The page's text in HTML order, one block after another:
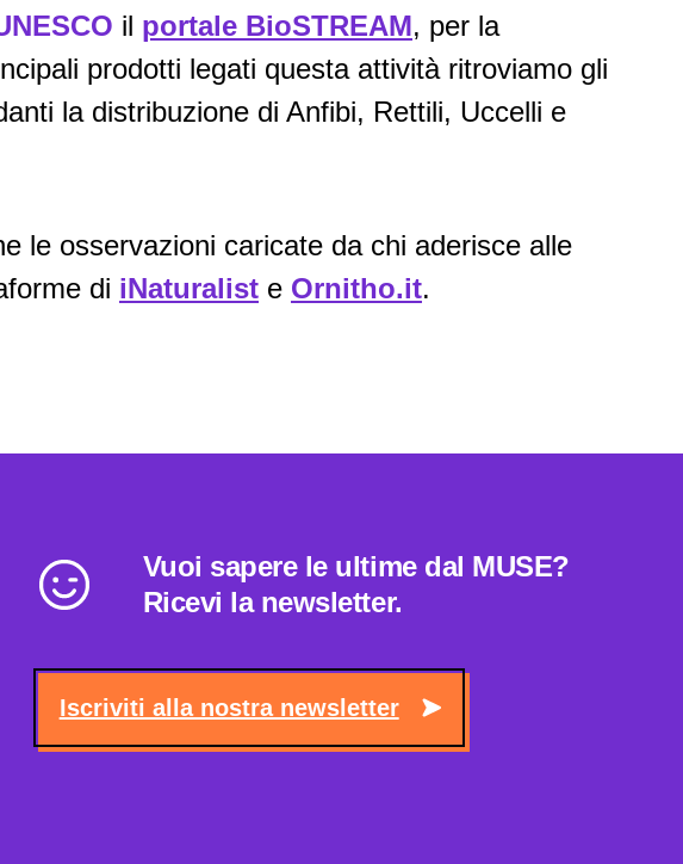
il portale BioSTREAM, per la
prodotti legati questa attività ritroviamo gli
la distribuzione di Anfibi, Rettili, Uccelli e
le osservazioni caricate da chi aderisce alle
di iNaturalist e Ornitho.it.
Vuoi sapere le ultime dal MUSE?
Ricevi la newsletter.
Iscriviti alla nostra newsletter